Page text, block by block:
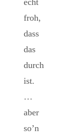
echt
froh,
dass
das
durch
ist.
…
aber
so’n